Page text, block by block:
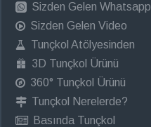
Sizden Gelen Whatsapp
Sizden Gelen Video
Tunçkol Atölyesinden
3D Tunçkol Ürünü
360° Tunçkol Ürünü
Tunçkol Nerelerde?
Basında Tunçkol